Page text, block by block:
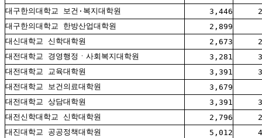
대구한의대학교 보건·복지대학원
3,446
대구한의대학교 한방산업대학원
2,899
대신대학교 신학대학원
2,673
대전대학교 경영행정ㆍ사회복지대학원
3,281
대전대학교 교육대학원
3,391
대전대학교 보건의료대학원
3,679
대전대학교 상담대학원
3,391
대전신학대학교 신학대학원
2,796
대진대학교 공공정책대학원
5,012